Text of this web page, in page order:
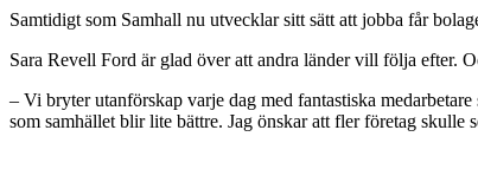
Samtidigt som Samhall nu utvecklar sitt sätt att jobba får
Sara Revell Ford är glad över att andra länder vill följa efter.
– Vi bryter utanförskap varje dag med fantastiska
som samhället blir lite bättre. Jag önskar att fler företag skulle